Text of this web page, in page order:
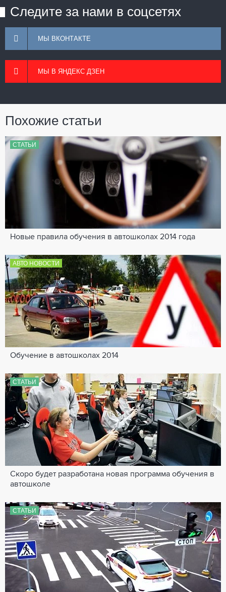
Следите за нами в соцсетях
МЫ ВКОНТАКТЕ
МЫ В ЯНДЕКС ДЗЕН
Похожие статьи
СТАТЬИ
Новые правила обучения в автошколах 2014 года
АВТО НОВОСТИ
Обучение в автошколах 2014
СТАТЬИ
Скоро будет разработана новая программа обучения в
автошколе
СТАТЬИ